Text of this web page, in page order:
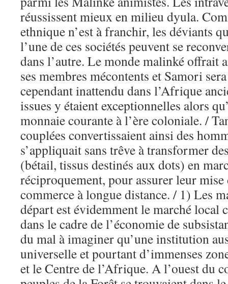
réussissent mieux en milieu dyula.
ethnique n’est à franchir, les déviants
l’une de ces sociétés peuvent se
dans l’autre. Le monde malinké offrait
ses membres mécontents et Samori
cependant inattendu dans l’Afrique
issues y étaient exceptionnelles alors
monnaie courante à l’ère coloniale. /
couplées convertissaient ainsi des
s’appliquait sans trêve à transformer
(bétail, tissus destinés aux dots) en
réciproquement, pour assurer leur
commerce à longue distance. / 1) Les
départ est évidemment le marché local
dans le cadre de l’économie de
du mal à imaginer qu’une institution
universelle et pourtant d’immenses
et le Centre de l’Afrique. A l’ouest du